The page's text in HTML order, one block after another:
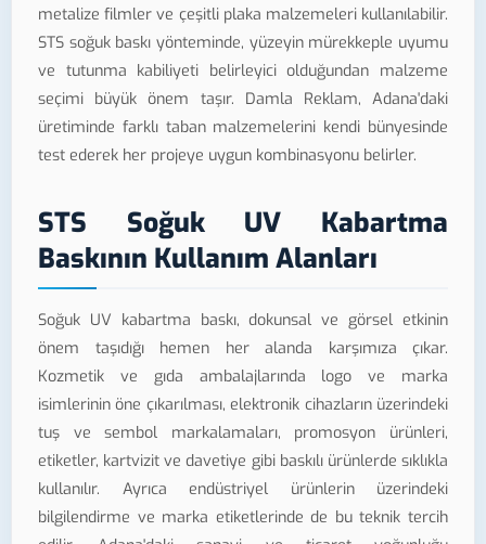
metalize filmler ve çeşitli plaka malzemeleri kullanılabilir.
STS soğuk baskı yönteminde, yüzeyin mürekkeple uyumu
ve tutunma kabiliyeti belirleyici olduğundan malzeme
seçimi büyük önem taşır. Damla Reklam, Adana'daki
üretiminde farklı taban malzemelerini kendi bünyesinde
test ederek her projeye uygun kombinasyonu belirler.
STS Soğuk UV Kabartma
Baskının Kullanım Alanları
Soğuk UV kabartma baskı, dokunsal ve görsel etkinin
önem taşıdığı hemen her alanda karşımıza çıkar.
Kozmetik ve gıda ambalajlarında logo ve marka
isimlerinin öne çıkarılması, elektronik cihazların üzerindeki
tuş ve sembol markalamaları, promosyon ürünleri,
etiketler, kartvizit ve davetiye gibi baskılı ürünlerde sıklıkla
kullanılır. Ayrıca endüstriyel ürünlerin üzerindeki
bilgilendirme ve marka etiketlerinde de bu teknik tercih